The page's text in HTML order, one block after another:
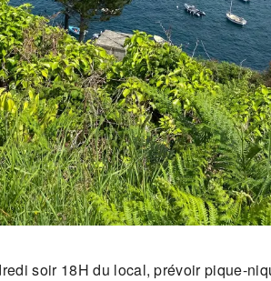
soir 18H du local, prévoir pique-